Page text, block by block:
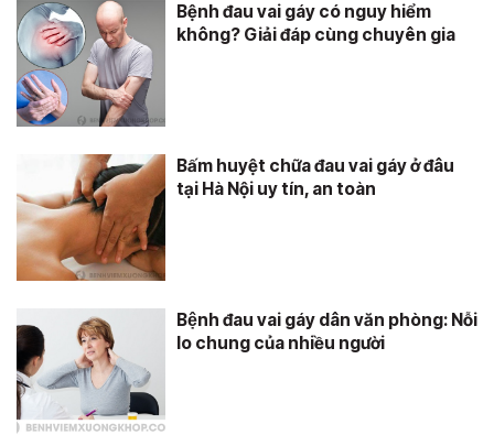
Bệnh đau vai gáy có nguy hiểm
không? Giải đáp cùng chuyên gia
Bấm huyệt chữa đau vai gáy ở đâu
tại Hà Nội uy tín, an toàn
Bệnh đau vai gáy dân văn phòng: Nỗi
lo chung của nhiều người